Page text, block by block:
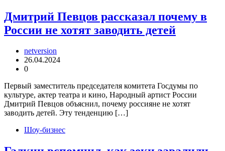
Дмитрий Певцов рассказал почему в
России не хотят заводить детей
netversion
26.04.2024
0
Первый заместитель председателя комитета Госдумы по
культуре, актер театра и кино, Народный артист России
Дмитрий Певцов объяснил, почему россияне не хотят
заводить детей. Эту тенденцию […]
Шоу-бизнес